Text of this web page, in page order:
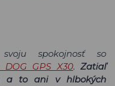
spokojnosť so
GPS X30.Zatiaľ
a to ani v hlbokých